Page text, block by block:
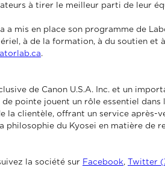
à tirer le meilleur parti de leur
a mis en place son programme de
à de la formation, à du soutien et
.
de Canon U.S.A. Inc. et un
pointe jouent un rôle essentiel dans
la clientèle, offrant un service après-
philosophie du Kyosei en matière de
la société sur Facebook, Twitter